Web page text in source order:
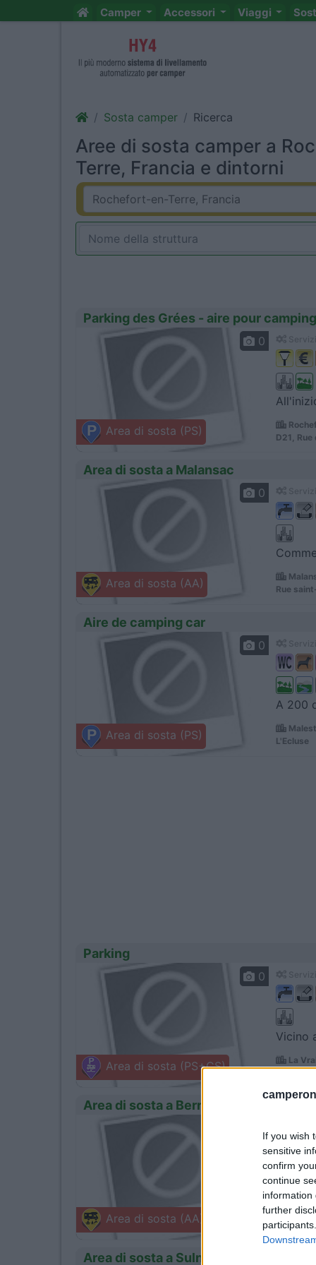
If you wish
sensitive
confirm
continue
information
further
Camper Accessori Viaggi
Sosta camper Ricerca
Aree di sosta camper a
Terre, Francia e dintorni
Parking des Grées - aire pour
Area di sosta (PS)
0
D21, Rue
Area di sosta a Malansac
Area di sosta (AA)
0
Rue
Aire de camping car
Area di sosta (PS)
0
A 200
L'Ecluse
Parking
Area di sosta (PS+CS)
0
Vicino
La
La Gerbe
Area di sosta a Berric
Area di sosta (AA)
Berric
Rue du
Area di sosta a Sulniac